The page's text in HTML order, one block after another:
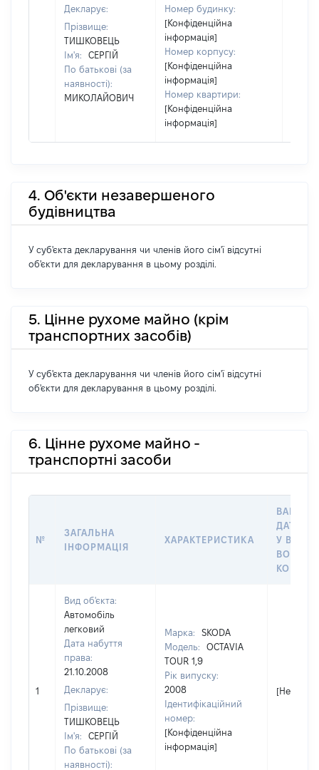
Декларує:
Прізвище:
ТИШКОВЕЦЬ
Ім'я:
СЕРГІЙ
По батькові (за
наявності):
МИКОЛАЙОВИЧ
Номер будинку:
[Конфіденційна
інформація]
Номер корпусу:
[Конфіденційна
інформація]
Номер квартири:
[Конфіденційна
інформація]
4. Об'єкти незавершеного
будівництва
У суб'єкта декларування чи членів його сім'ї відсутні
об'єкти для декларування в цьому розділі.
5. Цінне рухоме майно (крім
транспортних засобів)
У суб'єкта декларування чи членів його сім'ї відсутні
об'єкти для декларування в цьому розділі.
6. Цінне рухоме майно -
транспортні засоби
№
ЗАГАЛЬНА
ІНФОРМАЦІЯ
ХАРАКТЕРИСТИКА
ДАТУ
У
1
Вид об'єкта:
Автомобіль
легковий
Дата набуття
права:
21.10.2008
Декларує:
Прізвище:
ТИШКОВЕЦЬ
Ім'я:
СЕРГІЙ
По батькові (за
наявності):
Марка:
SKODA
Модель:
OCTAVIA
TOUR 1,9
Рік випуску:
2008
Ідентифікаційний
номер:
[Конфіденційна
інформація]
[Не